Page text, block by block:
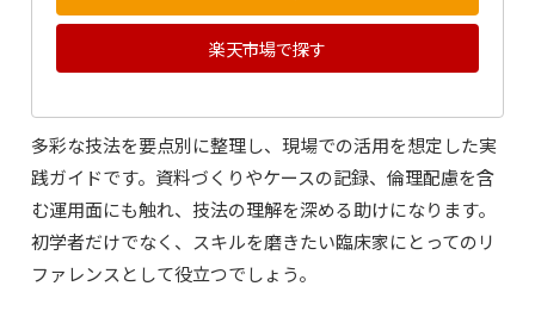
楽天市場で探す
多彩な技法を要点別に整理し、現場での活用を想定した実
践ガイドです。資料づくりやケースの記録、倫理配慮を含
む運用面にも触れ、技法の理解を深める助けになります。
初学者だけでなく、スキルを磨きたい臨床家にとってのリ
ファレンスとして役立つでしょう。